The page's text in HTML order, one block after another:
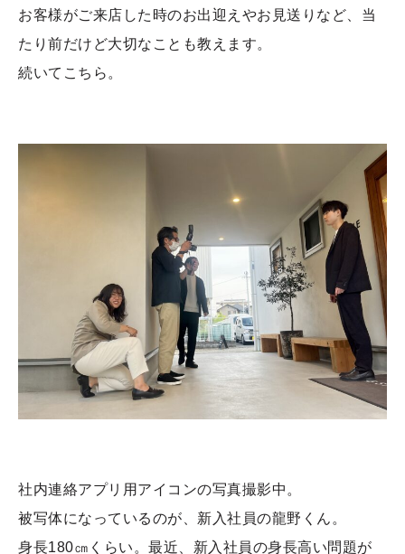
お客様がご来店した時のお出迎えやお見送りなど、当
たり前だけど大切なことも教えます。
続いてこちら。
社内連絡アプリ用アイコンの写真撮影中。
被写体になっているのが、新入社員の龍野くん。
身長180㎝くらい。最近、新入社員の身長高い問題が